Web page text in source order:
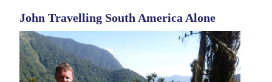
John Travelling South America Alone